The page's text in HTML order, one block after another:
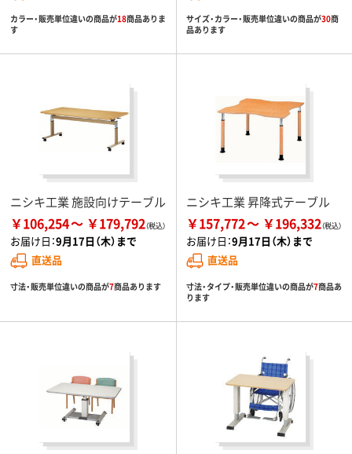
カラー・販売単位違いの商品が18商品ありま
す
サイズ・カラー・販売単位違いの商品が30商
品あります
ニシキ工業 施設向けテーブル
￥106,254 ￥179,792
お届け日：9月17日（木）まで
直送品
寸法・販売単位違いの商品が7商品あります
ニシキ工業 昇降式テーブル
￥157,772 ￥196,332
お届け日：9月17日（木）まで
直送品
寸法・タイプ・販売単位違いの商品が7商品あ
ります